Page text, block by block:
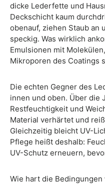
dicke Lederfette und
Deckschicht kaum
obenauf, ziehen Staub an
speckig. Was wirklich
Emulsionen mit
Mikroporen des Coatings
Die echten Gegner des
innen und oben. Über die
Restfeuchtigkeit und
Material verhärtet und
Gleichzeitig bleicht UV-
Pflege heißt deshalb:
UV-Schutz erneuern,
Wie hart die